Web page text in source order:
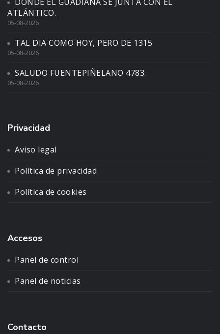
ATLÁNTICO.
05-08-2026
TAL DIA COMO HOY, PERO DE 1315
05-08-2026
SALUDO FUENTEPIÑELANO 4783.
05-08-2026
Privacidad
Aviso legal
Política de privacidad
Política de cookies
Accesos
Panel de control
Panel de noticias
Contacto